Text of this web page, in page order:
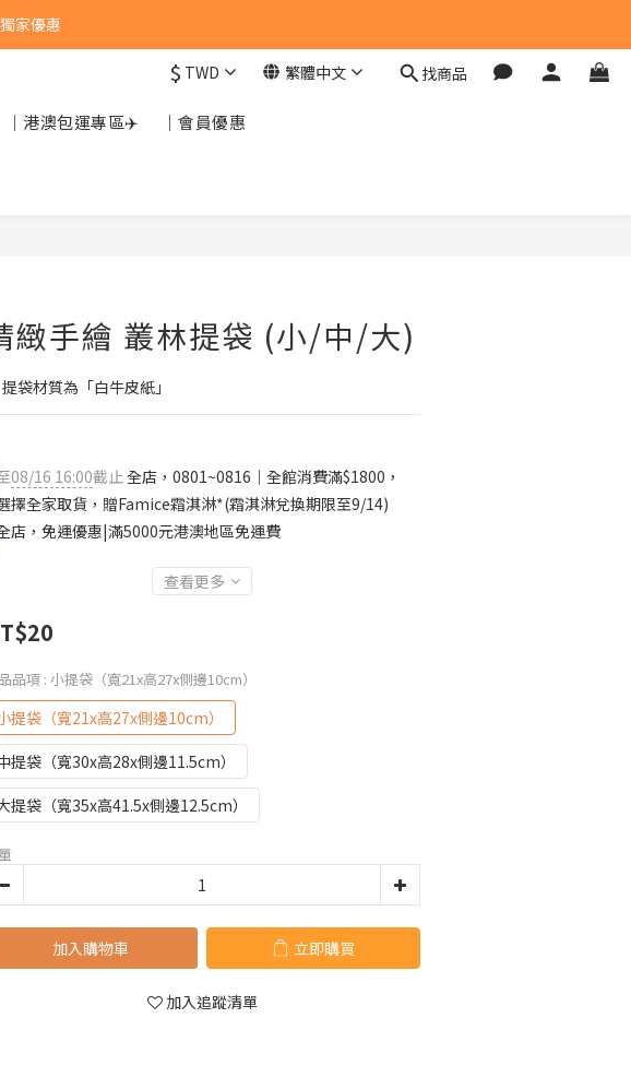
家優惠
$ TWD 繁體中文 找商品
｜港澳包運專區✈️
｜會員優惠
緻手繪 叢林提袋 (小/中/大)
袋材質為「白牛皮紙」
08/16 16:00截止全店，0801~0816｜全館消費滿$1800，
擇全家取貨，贈Famice霜淇淋*(霜淇淋兌換期限至9/14)
店，免運優惠|滿5000元港澳地區免運費
查看更多
品項 : 小提袋（寬21x高27x側邊10cm）
提袋（寬21x高27x側邊10cm）
提袋（寬30x高28x側邊11.5cm）
提袋（寬35x高41.5x側邊12.5cm）
加入購物車 立即購買
加入追蹤清單